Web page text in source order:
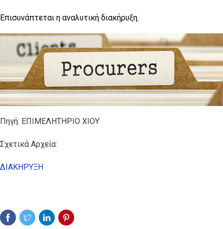
Επισυνάπτεται η αναλυτική διακήρυξη.
Πηγή: ΕΠΙΜΕΛΗΤΗΡΙΟ ΧΙΟΥ
Σχετικά Αρχεία:
ΔΙΑΚΗΡΥΞΗ